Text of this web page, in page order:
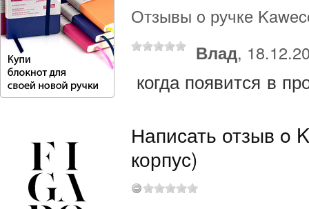
Отзывы o ручке
Влад,
когда появится в
Написать отзыв o
корпус)